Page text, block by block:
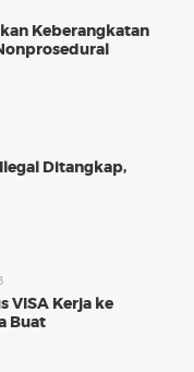
Keberangkatan
Ditangkap,
VISA Kerja ke
Buat